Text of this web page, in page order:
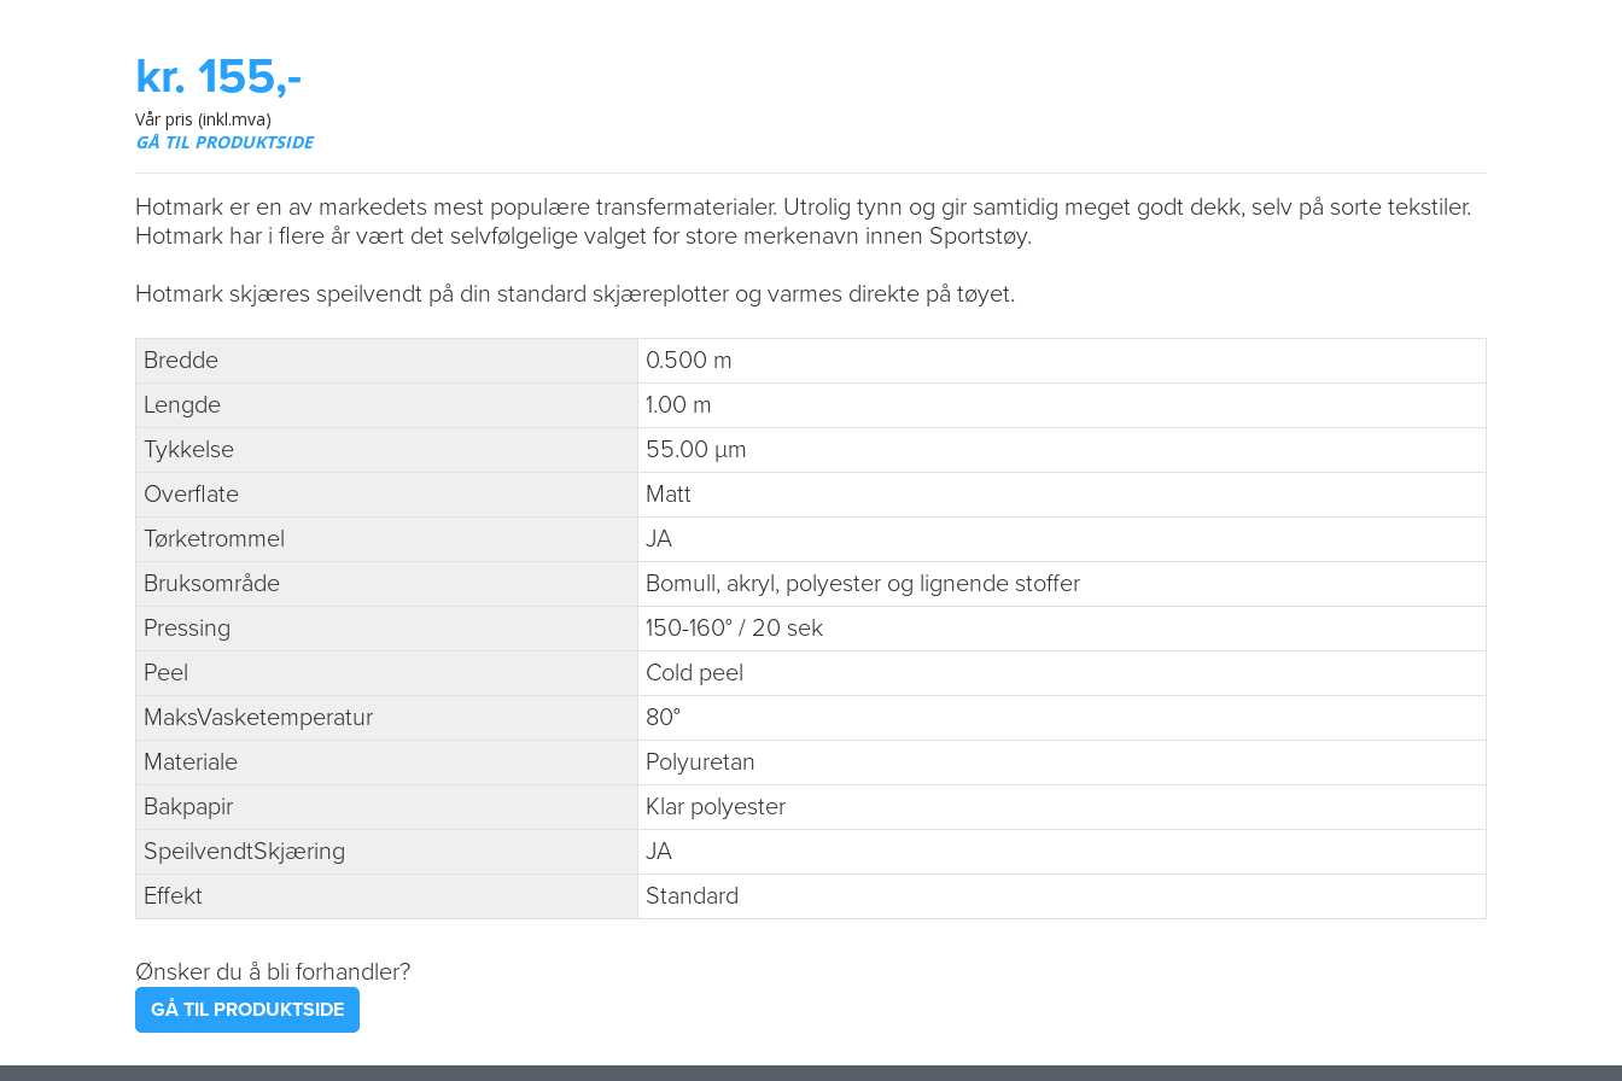
kr. 155,-
Vår pris (inkl.mva)
GÅ TIL PRODUKTSIDE
Hotmark er en av markedets mest populære transfermaterialer. Utrolig tynn og gir samtidig meget godt dekk, selv på sorte tekstiler.
Hotmark har i flere år vært det selvfølgelige valget for store merkenavn innen Sportstøy.
Hotmark skjæres speilvendt på din standard skjæreplotter og varmes direkte på tøyet.
Bredde
0.500 m
Lengde
1.00 m
Tykkelse
55.00 µm
Overflate
Matt
Tørketrommel
JA
Bruksområde
Bomull, akryl, polyester og lignende stoffer
Pressing
150-160° / 20 sek
Peel
Cold peel
MaksVasketemperatur
80°
Materiale
Polyuretan
Bakpapir
Klar polyester
SpeilvendtSkjæring
JA
Effekt
Standard
Ønsker du å bli forhandler?
GÅ TIL PRODUKTSIDE